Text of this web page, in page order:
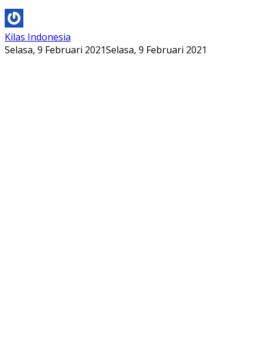
Kilas Indonesia
Selasa, 9 Februari 2021Selasa, 9 Februari 2021